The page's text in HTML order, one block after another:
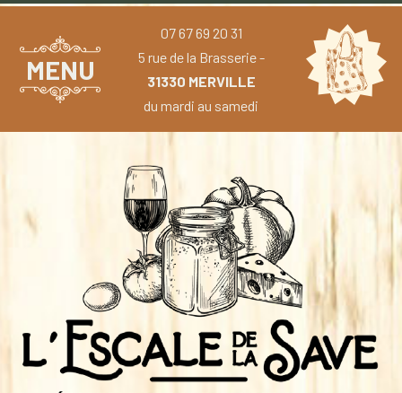
MENU
07 67 69 20 31
5 rue de la Brasserie -
31330 MERVILLE
du mardi au samedi